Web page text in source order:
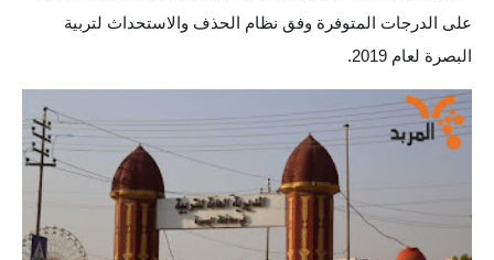
الاخبار الرياضية
اخبار وقرارات وزارة التربية
نتائج الامتحانات
المرحلة الابتدائية
على الدرجات المتوفرة وفق نظام الحذف والاستحداث لتربية
البصرة لعام 2019.